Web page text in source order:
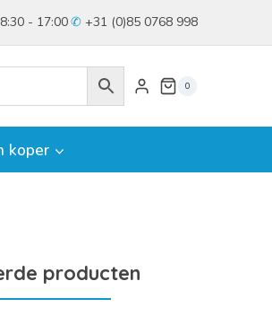
- 17:00 +31 (0)85 0768 998
0
koper
producten